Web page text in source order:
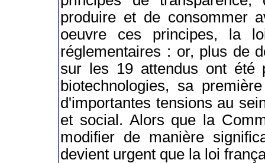
produire et de consommer
oeuvre ces principes, la
réglementaires : or, plus de
sur les 19 attendus ont été
biotechnologies, sa
d'importantes tensions au
et social. Alors que la
modifier de manière
devient urgent que la loi